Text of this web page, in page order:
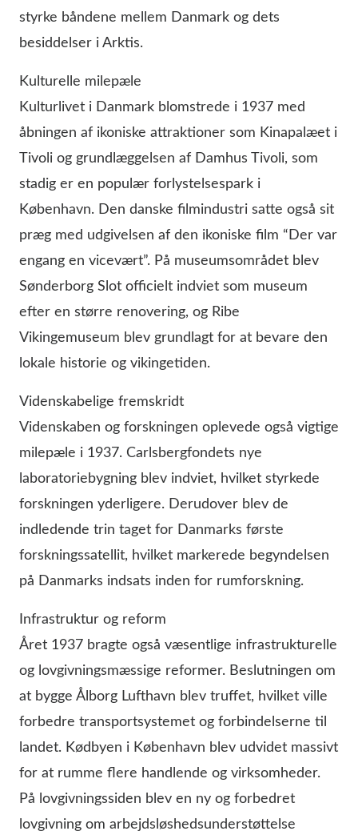
styrke båndene mellem Danmark og dets
besiddelser i Arktis.
Kulturelle milepæle
Kulturlivet i Danmark blomstrede i 1937 med
åbningen af ikoniske attraktioner som Kinapalæet i
Tivoli og grundlæggelsen af Damhus Tivoli, som
stadig er en populær forlystelsespark i
København. Den danske filmindustri satte også sit
præg med udgivelsen af den ikoniske film “Der var
engang en vicevært”. På museumsområdet blev
Sønderborg Slot officielt indviet som museum
efter en større renovering, og Ribe
Vikingemuseum blev grundlagt for at bevare den
lokale historie og vikingetiden.
Videnskabelige fremskridt
Videnskaben og forskningen oplevede også vigtige
milepæle i 1937. Carlsbergfondets nye
laboratoriebygning blev indviet, hvilket styrkede
forskningen yderligere. Derudover blev de
indledende trin taget for Danmarks første
forskningssatellit, hvilket markerede begyndelsen
på Danmarks indsats inden for rumforskning.
Infrastruktur og reform
Året 1937 bragte også væsentlige infrastrukturelle
og lovgivningsmæssige reformer. Beslutningen om
at bygge Ålborg Lufthavn blev truffet, hvilket ville
forbedre transportsystemet og forbindelserne til
landet. Kødbyen i København blev udvidet massivt
for at rumme flere handlende og virksomheder.
På lovgivningssiden blev en ny og forbedret
lovgivning om arbejdsløshedsunderstøttelse